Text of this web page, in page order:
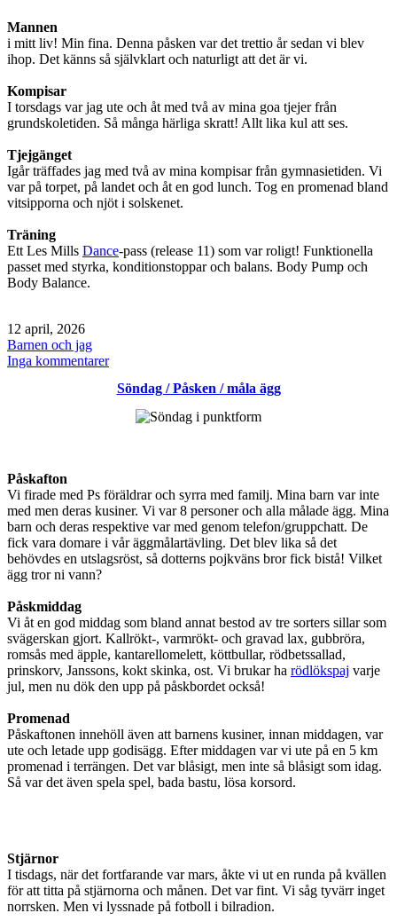
Mannen
i mitt liv! Min fina. Denna påsken var det trettio år sedan vi blev
ihop. Det känns så självklart och naturligt att det är vi.
Kompisar
I torsdags var jag ute och åt med två av mina goa tjejer från
grundskoletiden. Så många härliga skratt! Allt lika kul att ses.
Tjejgänget
Igår träffades jag med två av mina kompisar från gymnasietiden. Vi
var på torpet, på landet och åt en god lunch. Tog en promenad bland
vitsipporna och njöt i solskenet.
Träning
Ett Les Mills Dance-pass (release 11) som var roligt! Funktionella
passet med styrka, konditionstoppar och balans. Body Pump och
Body Balance.
Publicerat
den
12 april, 2026
Kategoriserat
som
Barnen och jag
Inga kommentarertill
Söndag / Påsken / måla ägg
Påskafton
Vi firade med Ps föräldrar och syrra med familj. Mina barn var inte
med men deras kusiner. Vi var 8 personer och alla målade ägg. Mina
barn och deras respektive var med genom telefon/gruppchatt. De
fick vara domare i vår äggmålartävling. Det blev lika så det
behövdes en utslagsröst, så dotterns pojkväns bror fick bistå! Vilket
ägg tror ni vann?
Påskmiddag
Vi åt en god middag som bland annat bestod av tre sorters sillar som
svägerskan gjort. Kallrökt-, varmrökt- och gravad lax, gubbröra,
romsås med äpple, kantarellomelett, köttbullar, rödbetssallad,
prinskorv, Janssons, kokt skinka, ost. Vi brukar ha rödlökspaj varje
jul, men nu dök den upp på påskbordet också!
Promenad
Påskaftonen innehöll även att barnens kusiner, innan middagen, var
ute och letade upp godisägg. Efter middagen var vi ute på en 5 km
promenad i terrängen. Det var blåsigt, men inte så blåsigt som idag.
Så var det även spela spel, bada bastu, lösa korsord.
Stjärnor
I tisdags, när det fortfarande var mars, åkte vi ut en runda på kvällen
för att titta på stjärnorna och månen. Det var fint. Vi såg tyvärr inget
norrsken. Men vi lyssnade på fotboll i bilradion.